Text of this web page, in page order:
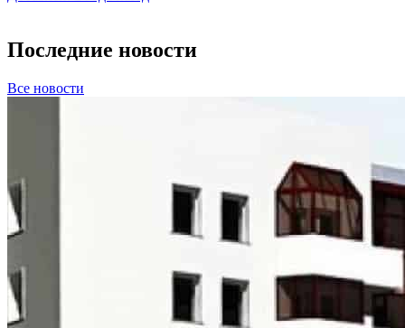
Последние новости
Все новости